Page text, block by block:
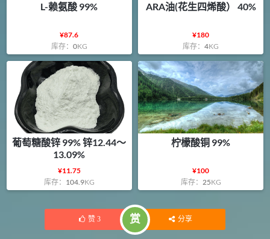
L-赖氨酸 99%
¥87.6
库存： 0KG
ARA油(花生四烯酸） 40%
¥180
库存：4KG
葡萄糖酸锌 99% 锌12.44～
13.09%
¥11.75
库存： 104.9KG
柠檬酸铜 99%
¥100
库存： 25KG
赞 3 赏 分享